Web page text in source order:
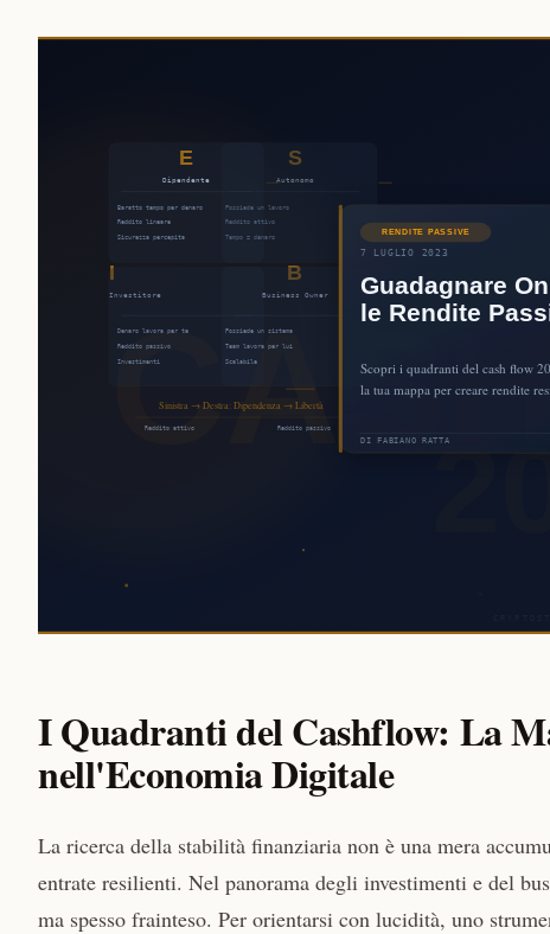
I Quadranti del Cashflow: La
nell'Economia Digitale
La ricerca della stabilità finanziaria non è una mera
entrate resilienti. Nel panorama degli investimenti e del
ma spesso frainteso. Per orientarsi con lucidità, uno